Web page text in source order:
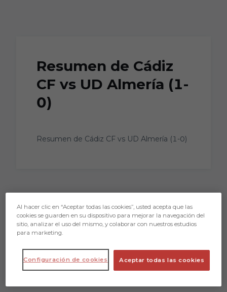
Resumen de Cádiz
CF vs UD Almería (1-
0)
Resumen de Cádiz CF vs UD Almería (1-0)
Al hacer clic en “Aceptar todas las cookies”, usted acepta que las
cookies se guarden en su dispositivo para mejorar la navegación del
sitio, analizar el uso del mismo, y colaborar con nuestros estudios
para marketing.
Aceptar todas las cookies
Configuración de cookies